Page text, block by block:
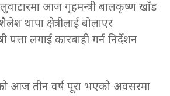
आज गृहमन्त्री बालकृष्ण खाँड
थापा क्षेत्रीलाई बोलाएर
पत्ता लगाई कारबाही गर्न निर्देशन
आज तीन वर्ष पूरा भएको अवसरमा